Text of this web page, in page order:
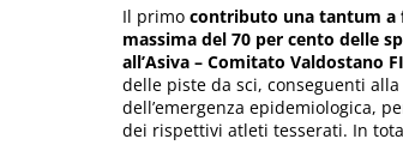
Il primo contributo una tantum a
massima del 70 per cento delle
all’Asiva – Comitato Valdostano
delle piste da sci, conseguenti
dell’emergenza epidemiologica,
dei rispettivi atleti tesserati. In